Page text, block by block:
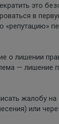
это
в
«репутацию»
о лишении
— лишение
жалобу на
или